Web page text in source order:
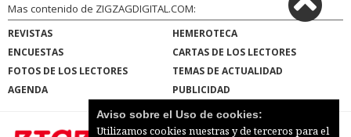
Mas contenido de ZIGZAGDIGITAL.COM:
REVISTAS
HEMEROTECA
ENCUESTAS
CARTAS DE LOS LECTORES
FOTOS DE LOS LECTORES
TEMAS DE ACTUALIDAD
AGENDA
PUBLICIDAD
Aviso sobre el Uso de cookies:
Utilizamos cookies nuestras y de terceros para el